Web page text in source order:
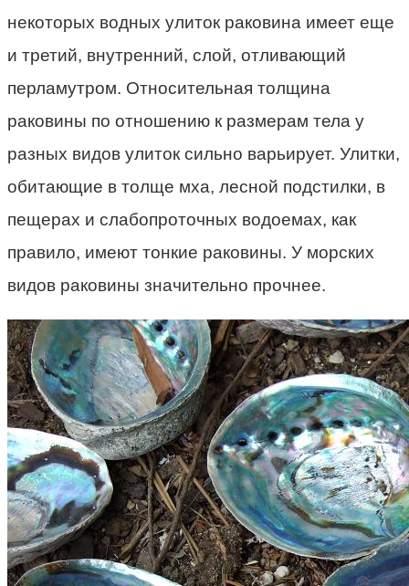
некоторых водных улиток раковина имеет еще
и третий, внутренний, слой, отливающий
перламутром. Относительная толщина
раковины по отношению к размерам тела у
разных видов улиток сильно варьирует. Улитки,
обитающие в толще мха, лесной подстилки, в
пещерах и слабопроточных водоемах, как
правило, имеют тонкие раковины. У морских
видов раковины значительно прочнее.